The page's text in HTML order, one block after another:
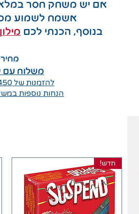
אם יש משחק חסר
אשמח לשמוע
בנוסף, הכנתי לכם
משלוח עם
להזמנות של 450 ש"ח ומעלה - חינם!
הנחות נוספות
חדש!